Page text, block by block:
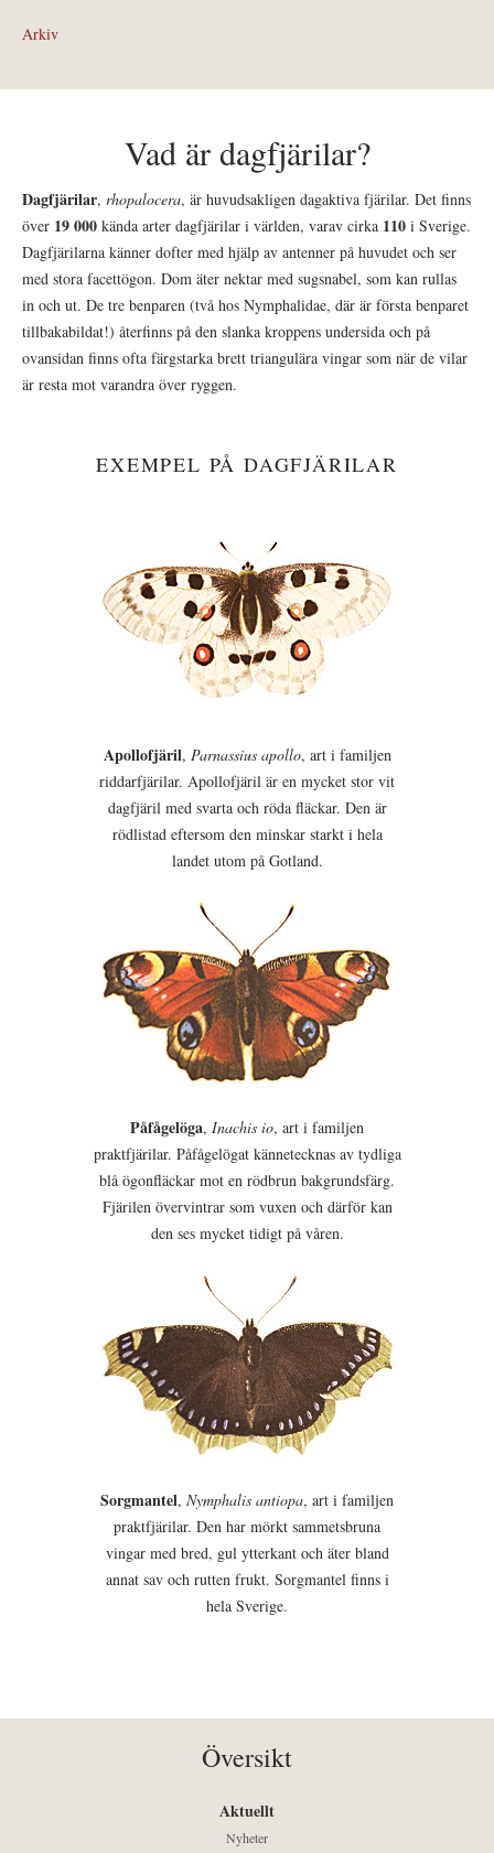
Arkiv
Vad är dagfjärilar?
Dagfjärilar, rhopalocera, är huvudsakligen dagaktiva fjärilar. Det finns
över 19 000 kända arter dagfjärilar i världen, varav cirka 110 i Sverige.
Dagfjärilarna känner dofter med hjälp av antenner på huvudet och ser
med stora facettögon. Dom äter nektar med sugsnabel, som kan rullas
in och ut. De tre benparen (två hos Nymphalidae, där är första benparet
tillbakabildat!) återfinns på den slanka kroppens undersida och på
ovansidan finns ofta färgstarka brett triangulära vingar som när de vilar
är resta mot varandra över ryggen.
EXEMPEL PÅ DAGFJÄRILAR
Apollofjäril, Parnassius apollo, art i familjen
riddarfjärilar. Apollofjäril är en mycket stor vit
dagfjäril med svarta och röda fläckar. Den är
rödlistad eftersom den minskar starkt i hela
landet utom på Gotland.
Påfågelöga, Inachis io, art i familjen
praktfjärilar. Påfågelögat kännetecknas av tydliga
blå ögonfläckar mot en rödbrun bakgrundsfärg.
Fjärilen övervintrar som vuxen och därför kan
den ses mycket tidigt på våren.
Sorgmantel, Nymphalis antiopa, art i familjen
praktfjärilar. Den har mörkt sammetsbruna
vingar med bred, gul ytterkant och äter bland
annat sav och rutten frukt. Sorgmantel finns i
hela Sverige.
Översikt
Aktuellt
Nyheter